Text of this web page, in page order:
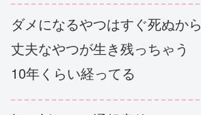
ダメになるやつはすぐ死ぬから
丈夫なやつが生き残っちゃう
10年くらい経ってる